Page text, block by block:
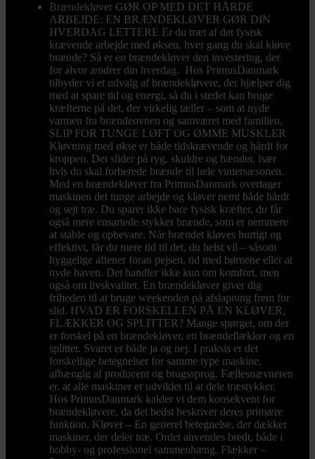
Brændekløver GØR OP MED DET HÅRDE
ARBEJDE: EN BRÆNDEKLØVER GØR DIN
HVERDAG LETTERE Er du træt af det fysisk
krævende arbejde med øksen, hver gang du skal kløve
brænde? Så er en brændekløver den investering, der
for alvor ændrer din hverdag. Hos PrimusDanmark
tilbyder vi et udvalg af brændekløvere, der hjælper dig
med at spare tid og energi, så du i stedet kan bruge
kræfterne på det, der virkelig tæller – som at nyde
varmen fra brændeovnen og samværet med familien.
SLIP FOR TUNGE LØFT OG ØMME MUSKLER
Kløvning med økse er både tidskrævende og hårdt for
kroppen. Det slider på ryg, skuldre og hænder, især
hvis du skal forberede brænde til hele vintersæsonen.
Med en brændekløver fra PrimusDanmark overtager
maskinen det tunge arbejde og kløver nemt både hårdt
og sejt træ. Du sparer ikke bare fysisk kræfter, du får
også mere ensartede stykker brænde, som er nemmere
at stable og opbevare. Når brændet kløves hurtigt og
effektivt, får du mere tid til det, du helst vil – såsom
hyggelige aftener foran pejsen, tid med børnene eller at
nyde haven. Det handler ikke kun om komfort, men
også om livskvalitet. En brændekløver giver dig
friheden til at bruge weekenden på afslapning frem for
slid. HVAD ER FORSKELLEN PÅ EN KLØVER,
FLÆKKER OG SPLITTER? Mange spørger, om der
er forskel på en brændekløver, en brændeflækker og en
splitter. Svaret er både ja og nej. I praksis er det
forskellige betegnelser for samme type maskine,
afhængig af producent og brugssprog. Fællesnævneren
er, at alle maskiner er udviklet til at dele træstykker.
Hos PrimusDanmark kalder vi dem konsekvent for
brændekløvere, da det bedst beskriver deres primære
funktion. Kløver – En generel betegnelse, der dækker
maskiner, der deler træ. Ordet anvendes bredt, både i
hobby- og professionel sammenhæng. Flækker –